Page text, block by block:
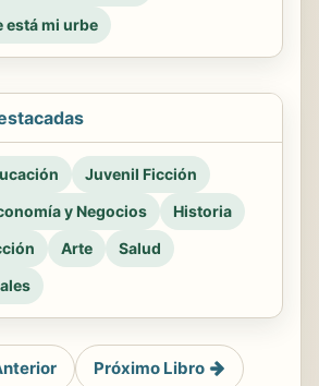
está mi urbe
Juvenil Ficción
y Negocios
Historia
Arte
Salud
Próximo Libro